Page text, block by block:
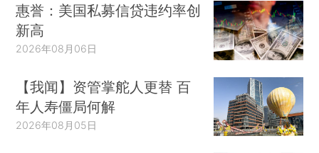
惠誉：美国私募信贷违约率创
新高
2026年08月06日
【我闻】资管掌舵人更替 百
年人寿僵局何解
2026年08月05日